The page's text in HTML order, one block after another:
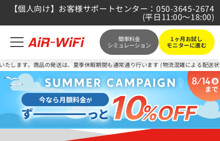
【個人向け】お客様サポートセンター：050-3645-2674
(平日11:00～18:00)
簡単料金
シミュレーション
1ヶ月お試し
モニターに進む
発送は、夏季休暇期間も通常通り行います (物流混雑による配送状況は配送各社